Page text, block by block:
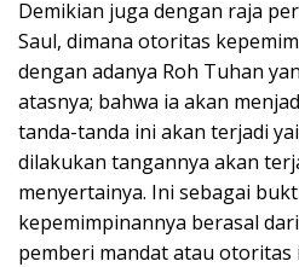
Demikian juga dengan raja
Saul, dimana otoritas
dengan adanya Roh Tuhan
atasnya; bahwa ia akan
tanda-tanda ini akan terjadi
dilakukan tangannya akan
menyertainya. Ini sebagai
kepemimpinannya berasal
pemberi mandat atau otoritas